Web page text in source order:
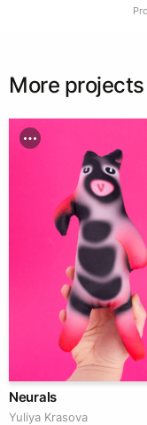
More
Neurals
Yuliya Krasova